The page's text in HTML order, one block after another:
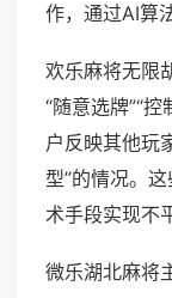
作，通过AI算
欢乐麻将无限
“随意选牌”“
户反映其他玩
型”的情况。
术手段实现不
微乐湖北麻将